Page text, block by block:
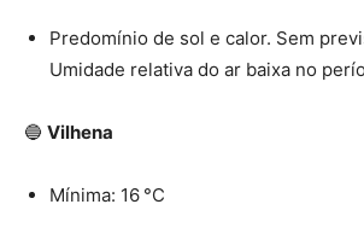
Predomínio de sol e calor. Sem
Umidade relativa do ar baixa no
🔵 Vilhena
Mínima: 16 °C